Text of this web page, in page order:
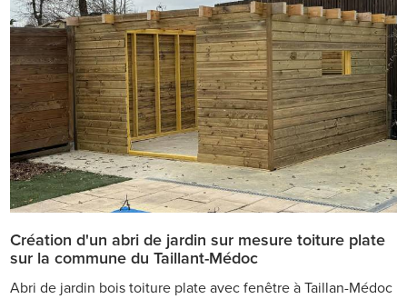
Création d'un abri de jardin sur mesure toiture plate
sur la commune du Taillant-Médoc
Abri de jardin bois toiture plate avec fenêtre à Taillan-Médoc